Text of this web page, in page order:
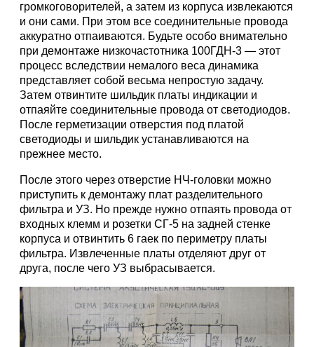
громкоговорителей, а затем из корпуса извлекаются
и они сами. При этом все соединительные провода
аккуратно отпаиваются. Будьте особо внимательно
при демонтаже низкочастотника 100ГДН-3 — этот
процесс вследствии немалого веса динамика
представляет собой весьма непростую задачу.
Затем отвинтите шильдик платы индикации и
отпаяйте соединительные провода от светодиодов.
После герметизации отверстия под платой
светодиоды и шильдик устанавливаются на
прежнее место.
После этого через отверстие НЧ-головки можно
приступить к демонтажу плат разделительного
фильтра и УЗ. Но прежде нужно отпаять провода от
входных клемм и розетки СГ-5 на задней стенке
корпуса и отвинтить 6 гаек по периметру платы
фильтра. Извлеченные платы отделяют друг от
друга, после чего УЗ выбрасывается.